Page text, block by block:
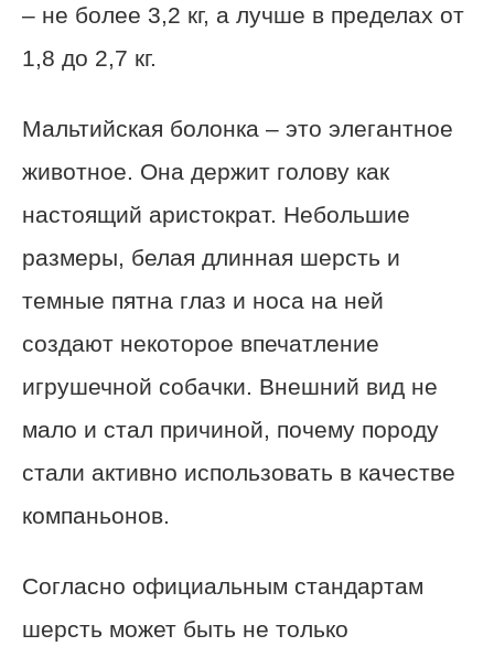
– не более 3,2 кг, а лучше в пределах от
1,8 до 2,7 кг.
Мальтийская болонка – это элегантное
животное. Она держит голову как
настоящий аристократ. Небольшие
размеры, белая длинная шерсть и
темные пятна глаз и носа на ней
создают некоторое впечатление
игрушечной собачки. Внешний вид не
мало и стал причиной, почему породу
стали активно использовать в качестве
компаньонов.
Согласно официальным стандартам
шерсть может быть не только